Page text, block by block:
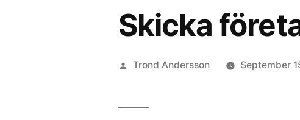
Skicka
Posted
Trond Andersson September